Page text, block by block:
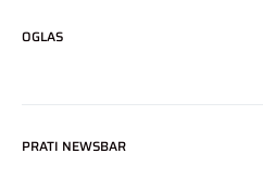
OGLAS
PRATI NEWSBAR